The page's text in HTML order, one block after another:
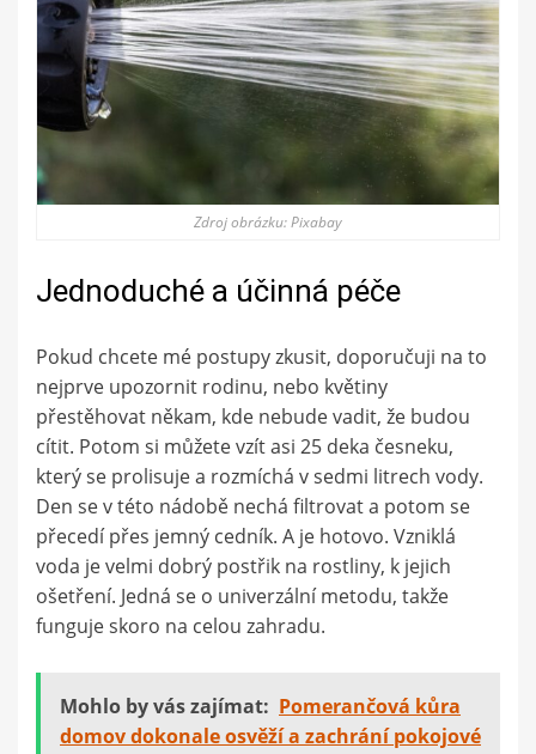
Zdroj obrázku: Pixabay
Jednoduché a účinná péče
Pokud chcete mé postupy zkusit, doporučuji na to
nejprve upozornit rodinu, nebo květiny
přestěhovat někam, kde nebude vadit, že budou
cítit. Potom si můžete vzít asi 25 deka česneku,
který se prolisuje a rozmíchá v sedmi litrech vody.
Den se v této nádobě nechá filtrovat a potom se
přecedí přes jemný cedník. A je hotovo. Vzniklá
voda je velmi dobrý postřik na rostliny, k jejich
ošetření. Jedná se o univerzální metodu, takže
funguje skoro na celou zahradu.
Mohlo by vás zajímat: Pomerančová kůra
domov dokonale osvěží a zachrání pokojové